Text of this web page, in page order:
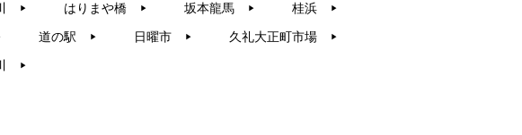
▶︎ はりまや橋 ▶︎ 坂本龍馬 ▶︎ 桂浜 ▶︎
道の駅 ▶︎ 日曜市 ▶︎ 久礼大正町市場 ▶︎
▶︎